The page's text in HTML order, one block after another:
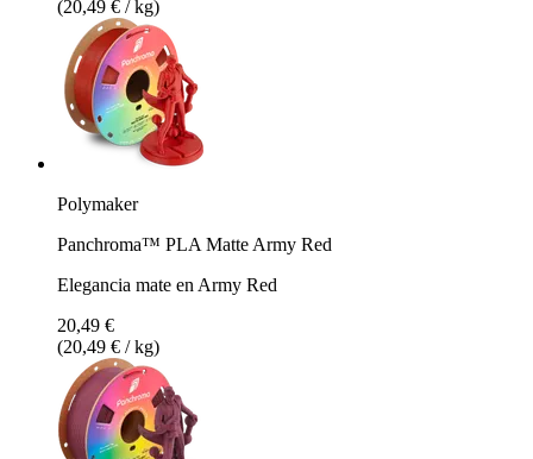
(20,49 € / kg)
Polymaker
Panchroma™ PLA Matte Army Red
Elegancia mate en Army Red
20,49 €
(20,49 € / kg)